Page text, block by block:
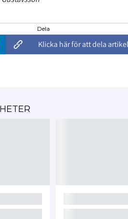
Dela
Klicka här för att dela